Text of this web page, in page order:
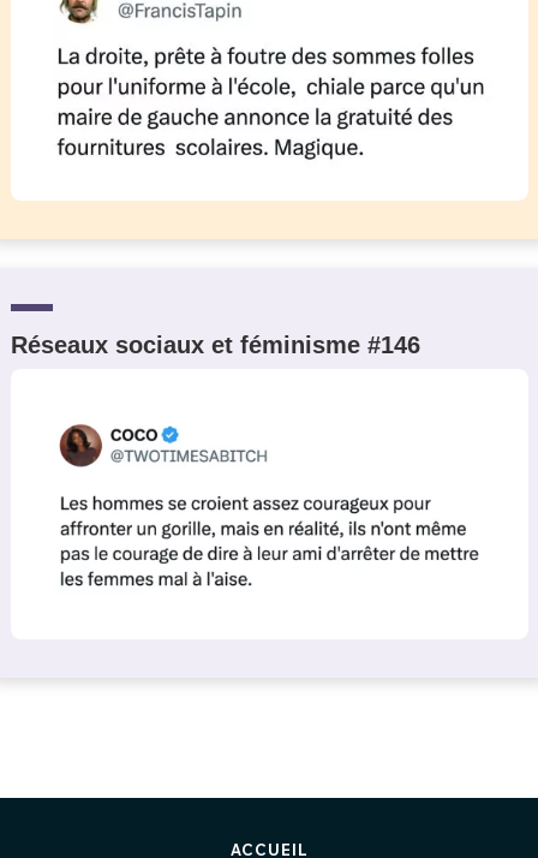
Réseaux sociaux et féminisme #146
ACCUEIL